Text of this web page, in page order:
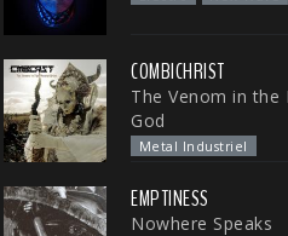
COMBICHRIST
The Venom in
God
Metal Industriel
EMPTINESS
Nowhere Speaks